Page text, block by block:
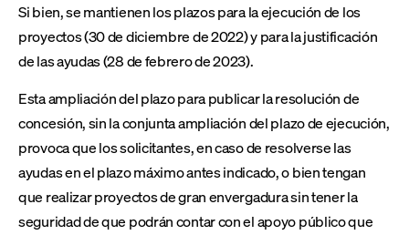
Si bien, se mantienen los plazos para la ejecución de los
proyectos (30 de diciembre de 2022) y para la justificación
de las ayudas (28 de febrero de 2023).
Esta ampliación del plazo para publicar la resolución de
concesión, sin la conjunta ampliación del plazo de ejecución,
provoca que los solicitantes, en caso de resolverse las
ayudas en el plazo máximo antes indicado, o bien tengan
que realizar proyectos de gran envergadura sin tener la
seguridad de que podrán contar con el apoyo público que